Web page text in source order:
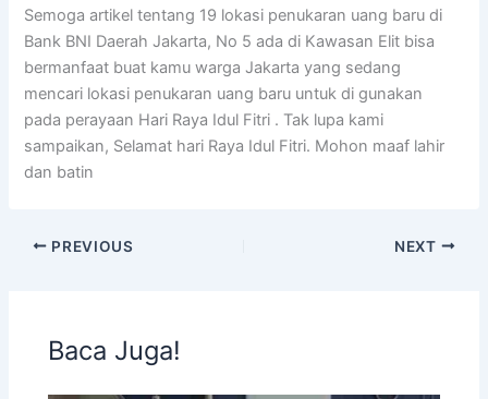
Semoga artikel tentang 19 lokasi penukaran uang baru di
Bank BNI Daerah Jakarta, No 5 ada di Kawasan Elit bisa
bermanfaat buat kamu warga Jakarta yang sedang
mencari lokasi penukaran uang baru untuk di gunakan
pada perayaan Hari Raya Idul Fitri . Tak lupa kami
sampaikan, Selamat hari Raya Idul Fitri. Mohon maaf lahir
dan batin
PREVIOUS NEXT
Baca Juga!